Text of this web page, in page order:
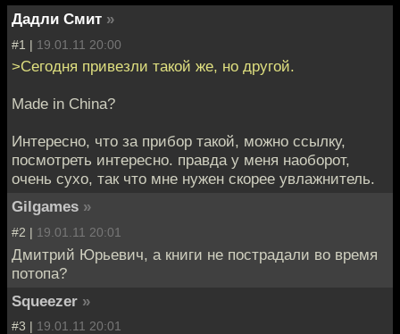
Дадли Смит »
#1 | 19.01.11 20:00
>Сегодня привезли такой же, но другой.
Made in China?
Интересно, что за прибор такой, можно ссылку,
посмотреть интересно. правда у меня наоборот,
очень сухо, так что мне нужен скорее увлажнитель.
Gilgames »
#2 | 19.01.11 20:01
Дмитрий Юрьевич, а книги не пострадали во время
потопа?
Squeezer »
#3 | 19.01.11 20:01